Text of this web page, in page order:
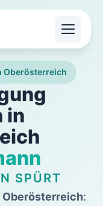
Oberösterreich
in
SPÜRT
Oberösterreich: